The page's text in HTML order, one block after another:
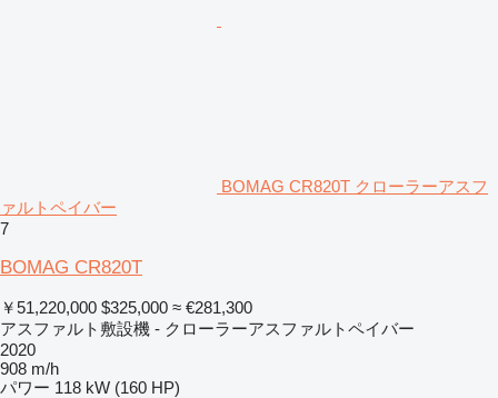
BOMAG CR820T クローラーアスフ
ァルトペイバー
7
BOMAG CR820T
￥51,220,000 $325,000 ≈ €281,300
アスファルト敷設機 - クローラーアスファルトペイバー
2020
908 m/h
パワー 118 kW (160 HP)